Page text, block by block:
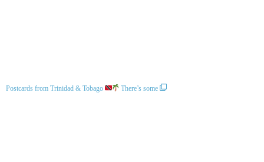
Postcards from Trinidad & Tobago There’s some